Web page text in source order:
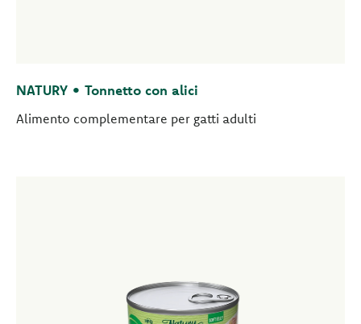
NATURY • Tonnetto con alici
Alimento complementare per gatti adulti